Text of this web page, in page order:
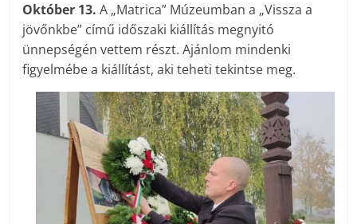
Október 13. A „Matrica” Múzeumban a „Vissza a
jövőnkbe” című időszaki kiállítás megnyitó
ünnepségén vettem részt. Ajánlom mindenki
figyelmébe a kiállítást, aki teheti tekintse meg.